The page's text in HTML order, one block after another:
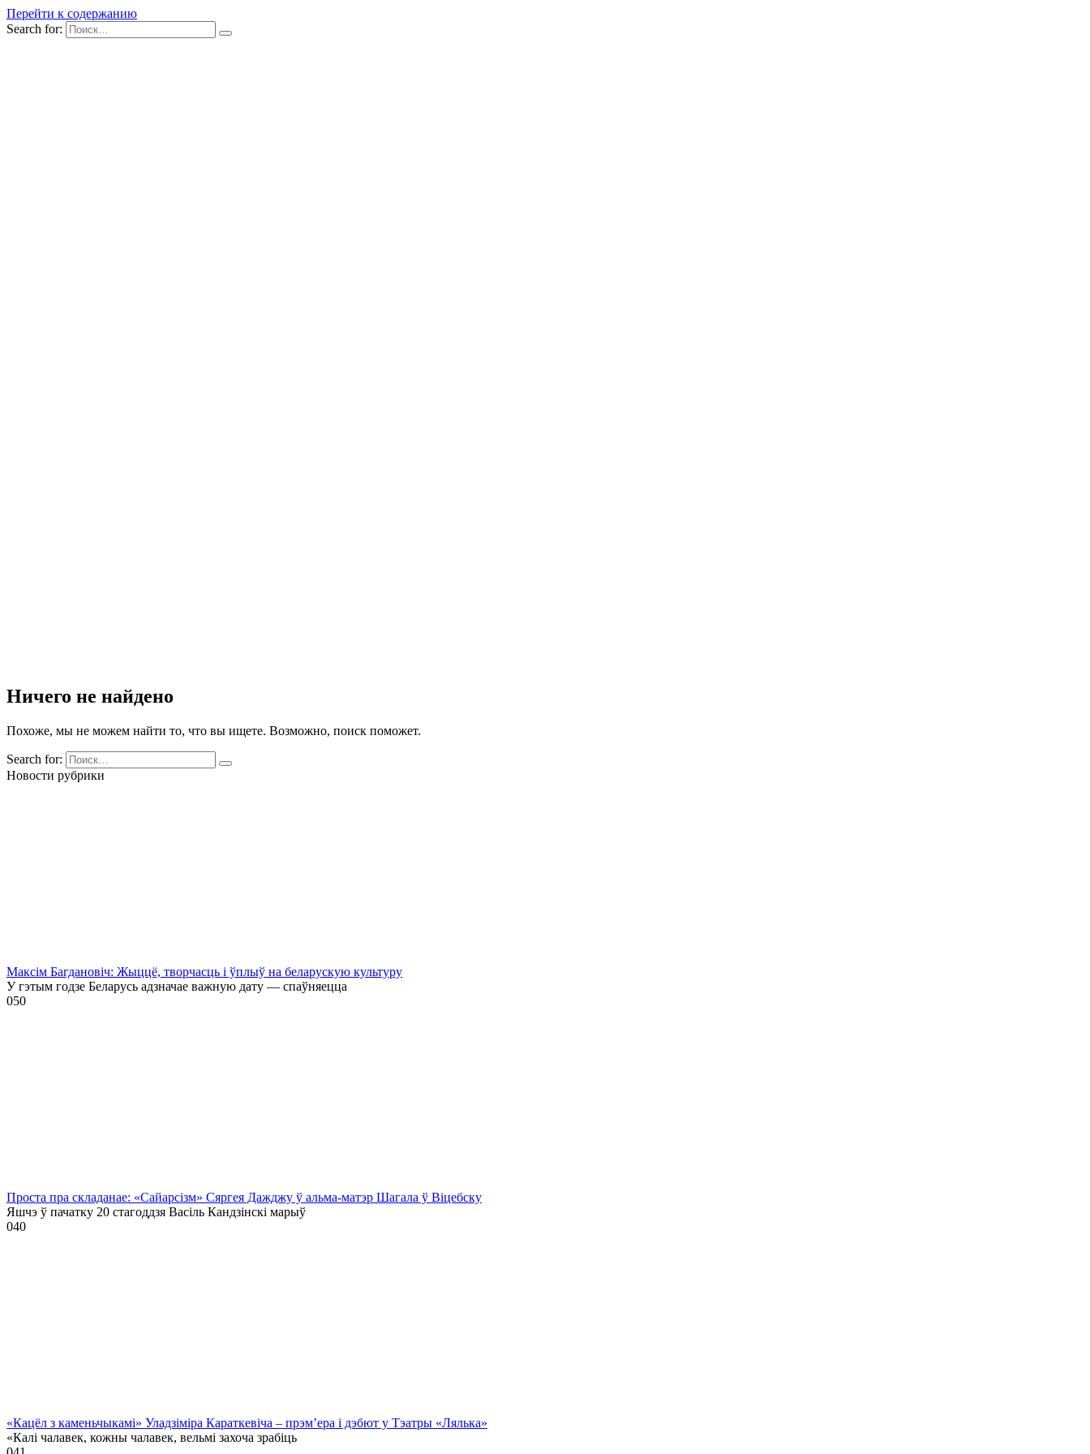
Перейти к содержанию
Search for:
Ничего не найдено
Похоже, мы не можем найти то, что вы ищете. Возможно, поиск поможет.
Search for:
Новости рубрики
Максім Багдановіч: Жыццё, творчасць і ўплыў на беларускую культуру
У гэтым годзе Беларусь адзначае важную дату — спаўняецца
050
Проста пра складанае: «Сайарсізм» Сяргея Дажджу ў альма-матэр Шагала ў Віцебску
Яшчэ ў пачатку 20 стагоддзя Васіль Кандзінскі марыў
040
«Кацёл з каменьчыкамі» Уладзіміра Караткевіча – прэм’ера і дэбют у Тэатры «Лялька»
«Калі чалавек, кожны чалавек, вельмі захоча зрабіць